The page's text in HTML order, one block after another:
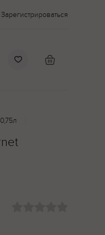
Зарегистрироваться